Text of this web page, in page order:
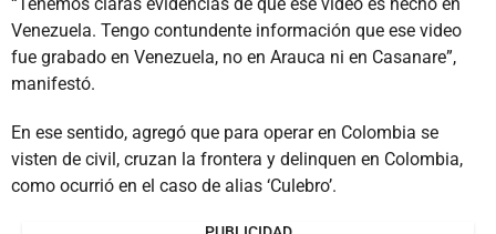
Venezuela. Tengo contundente información que ese video
fue grabado en Venezuela, no en Arauca ni en Casanare”,
manifestó.
En ese sentido, agregó que para operar en Colombia se
visten de civil, cruzan la frontera y delinquen en Colombia,
como ocurrió en el caso de alias ‘Culebro’.